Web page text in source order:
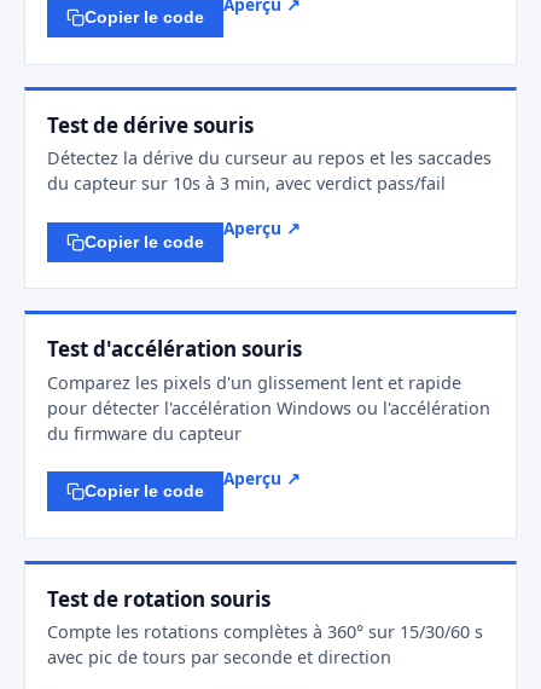
Copier le code
Test de dérive souris
Détectez la dérive du curseur au repos et les saccades
du capteur sur 10s à 3 min, avec verdict pass/fail
Copier le code
Aperçu ↗
Test d'accélération souris
Comparez les pixels d'un glissement lent et rapide
pour détecter l'accélération Windows ou l'accélération
du firmware du capteur
Copier le code
Aperçu ↗
Test de rotation souris
Compte les rotations complètes à 360° sur 15/30/60 s
avec pic de tours par seconde et direction